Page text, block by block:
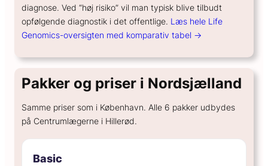
diagnose. Ved “høj risiko” vil man typisk blive tilbudt
opfølgende diagnostik i det offentlige. Læs hele Life
Genomics-oversigten med komparativ tabel →
Pakker og priser i Nordsjælland
Samme priser som i København. Alle 6 pakker udbydes
på Centrumlægerne i Hillerød.
Basic